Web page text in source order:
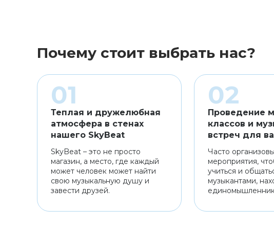
Почему стоит выбрать нас?
Теплая и дружелюбная
атмосфера в стенах
нашего SkyBeat
SkyBeat – это не просто
магазин, а место, где каждый
может человек может найти
свою музыкальную душу и
завести друзей.
Проведение
классов и
встреч для
Часто
мероприятия,
учиться и
музыкантами,